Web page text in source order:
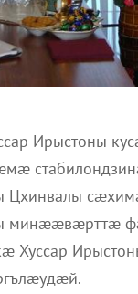
Ирыстоны
минææвæрттæ
Хуссар